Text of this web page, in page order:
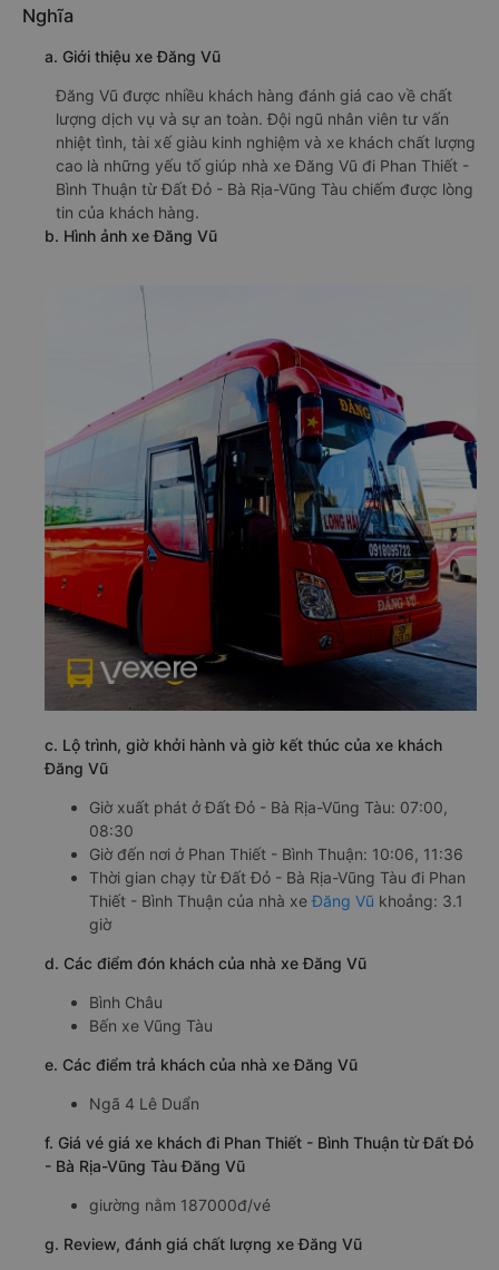
Nghĩa
a. Giới thiệu xe Đăng Vũ
Đăng Vũ được nhiều khách hàng đánh giá cao về chất
lượng dịch vụ và sự an toàn. Đội ngũ nhân viên tư vấn
nhiệt tình, tài xế giàu kinh nghiệm và xe khách chất lượng
cao là những yếu tố giúp nhà xe Đăng Vũ đi Phan Thiết -
Bình Thuận từ Đất Đỏ - Bà Rịa-Vũng Tàu chiếm được lòng
tin của khách hàng.
b. Hình ảnh xe Đăng Vũ
c. Lộ trình, giờ khởi hành và giờ kết thúc của xe khách
Đăng Vũ
Giờ xuất phát ở Đất Đỏ - Bà Rịa-Vũng Tàu: 07:00,
08:30
Giờ đến nơi ở Phan Thiết - Bình Thuận: 10:06, 11:36
Thời gian chạy từ Đất Đỏ - Bà Rịa-Vũng Tàu đi Phan
Thiết - Bình Thuận của nhà xeĐăng Vũ khoảng: 3.1
giờ
d. Các điểm đón khách của nhà xe Đăng Vũ
Bình Châu
Bến xe Vũng Tàu
e. Các điểm trả khách của nhà xe Đăng Vũ
Ngã 4 Lê Duẩn
f. Giá vé giá xe khách đi Phan Thiết - Bình Thuận từ Đất Đỏ
- Bà Rịa-Vũng Tàu Đăng Vũ
giường nằm 187000đ/vé
g. Review, đánh giá chất lượng xe Đăng Vũ